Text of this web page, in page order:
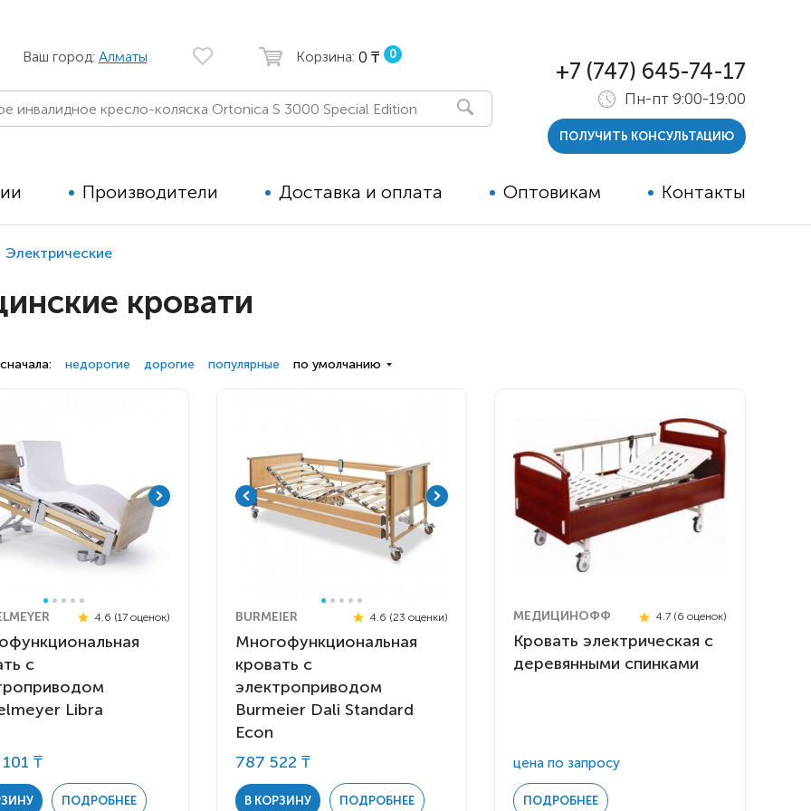
Ваш город: Алматы Корзина: 0 ₸ 0
Коляски для детей с ДЦП
типа
электроприводом
Функциональные опоры
Ходунки
Велосипеды
Товары для
позиционирования
Реабилитационные костюмы
Иппотренажёры
для детей
Кресла-коляски с ручным
Иппотерапия
Аппараты для вентиляции
Гусеничные
Производители Доставка и оплата Оптовикам Контакты
+7 (747) 645-74-17
Пн-пт 9:00-19:00
ПОЛУЧИТЬ КОНСУЛЬТАЦИЮ
Электрические
кровати
недорогие дорогие популярные по умолчанию
4.6 (17 оценок)
с
Libra
₸
ПОДРОБНЕЕ
BURMEIER 4.6 (23 оценки)
Многофункциональная
кровать с
электроприводом
Burmeier Dali Standard
Econ
787 522 ₸
В КОРЗИНУ ПОДРОБНЕЕ
МЕДИЦИНОФФ 4.7 (6 оценок)
Кровать электрическая с
деревянными спинками
цена по запросу
ПОДРОБНЕЕ